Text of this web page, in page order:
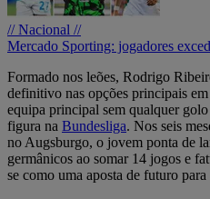
// Nacional //
Mercado Sporting: jogadores
Formado nos leões, Rodrigo
definitivo nas opções principais
equipa principal sem qualquer
figura na Bundesliga. Nos seis
no Augsburgo, o jovem ponta de
germânicos ao somar 14 jogos e
se como uma aposta de futuro